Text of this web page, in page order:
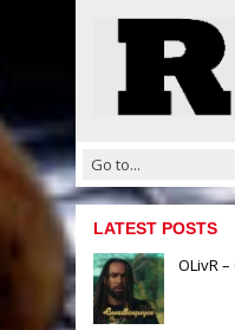
LATEST POSTS
OLivR